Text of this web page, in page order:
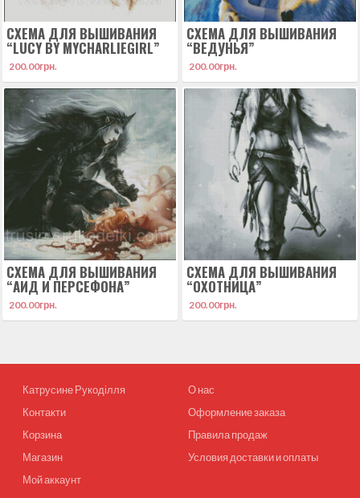
СХЕМА ДЛЯ ВЫШИВАНИЯ
“LUCY BY MYCHARLIEGIRL”
200.00грн.
СХЕМА ДЛЯ ВЫШИВАНИЯ
“ВЕДУНЬЯ”
200.00грн.
СХЕМА ДЛЯ ВЫШИВАНИЯ
“АИД И ПЕРСЕФОНА”
200.00грн.
СХЕМА ДЛЯ ВЫШИВАНИЯ
“ОХОТНИЦА”
200.00грн.
Катрусине Рукоділля
Контакти
Корзина
Магазин
Мой аккаунт
О нас
Оформление заказа
Правила продаж
Условия доставки и оплаты